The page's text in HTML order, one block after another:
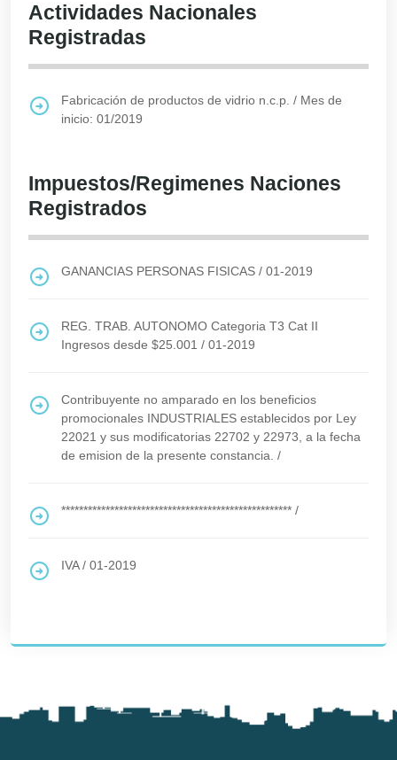
Actividades Nacionales
Registradas
Fabricación de productos de vidrio n.c.p. / Mes de
inicio: 01/2019
Impuestos/Regimenes Naciones
Registrados
GANANCIAS PERSONAS FISICAS / 01-2019
REG. TRAB. AUTONOMO Categoria T3 Cat II
Ingresos desde $25.001 / 01-2019
Contribuyente no amparado en los beneficios
promocionales INDUSTRIALES establecidos por Ley
22021 y sus modificatorias 22702 y 22973, a la fecha
de emision de la presente constancia. /
**************************************************** /
IVA/ 01-2019